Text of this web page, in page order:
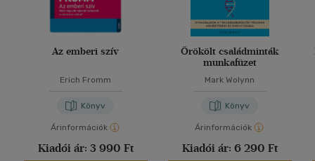
Az emberi szív
Erich Fromm
Könyv
Árinformációk
Kiadói ár: 3 990 Ft
Örökölt családminták
munkafüzet
Mark Wolynn
Könyv
Árinformációk
Kiadói ár: 6 290 Ft